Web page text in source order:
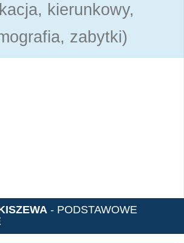
kierunkowy,
zabytki)
- PODSTAWOWE